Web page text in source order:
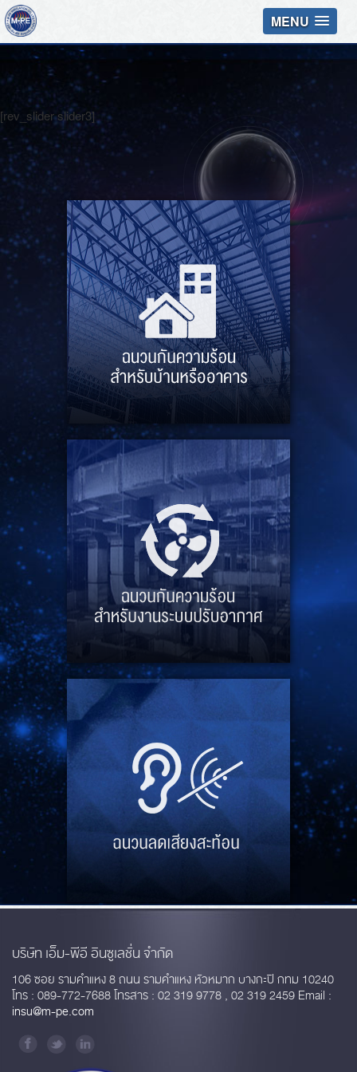
MENU
[rev_slider slider3]
บริษัท เอ็ม-พีอี อินซูเลชั่น จำกัด
106 ซอย รามคำแหง 8 ถนน รามคำแหง หัวหมาก บางกะปิ กทม 10240
โทร : 089-772-7688 โทรสาร : 02 319 9778 , 02 319 2459 Email :
insu@m-pe.com